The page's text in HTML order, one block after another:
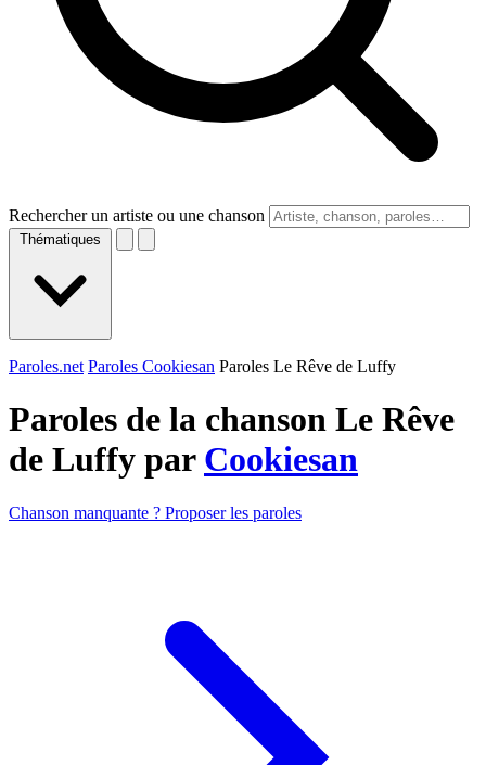
Rechercher un artiste ou une chanson
Thématiques
Paroles.net Paroles Cookiesan Paroles Le Rêve de Luffy
Paroles de la chanson Le Rêve
de Luffy par Cookiesan
Chanson manquante ? Proposer les paroles